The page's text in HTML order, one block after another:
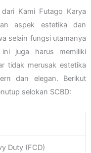
Kami Futago Karya
aspek estetika dan
selain fungsi utamanya
juga harus memiliki
tidak merusak estetika
dan elegan. Berikut
selokan SCBD:
Duty (FCD)